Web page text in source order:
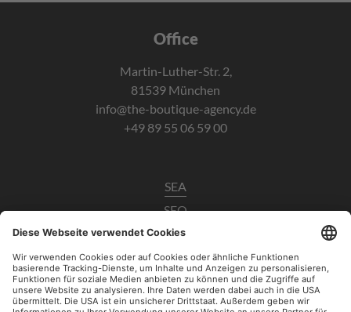
Office
Martin-Luther-Str. 2,
81539 München
info@the-boutique-agency.de
+49 89 55 06 59 00
SEA
SEO
Data Analytics
UX / CRO
Paid Social